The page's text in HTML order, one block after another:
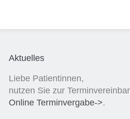
Aktuelles
Liebe Patientinnen,
nutzen Sie zur
Online Terminvergabe->.